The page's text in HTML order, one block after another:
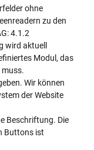
ohne
zu den
4.1.2
wird aktuell
Modul, das
muss.
Wir können
der Website
Beschriftung. Die
Buttons ist